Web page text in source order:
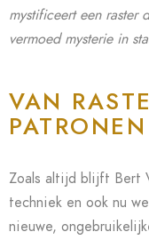
mystificeert een raster
vermoed mysterie in
VAN
Zoals altijd blijft Bert
techniek en ook nu
nieuwe,